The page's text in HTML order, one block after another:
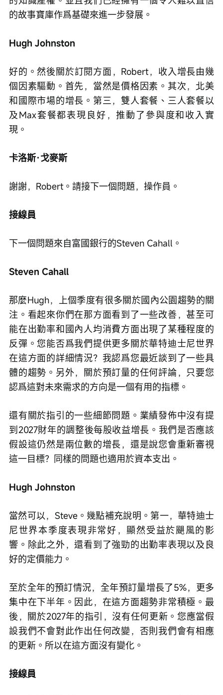
的故事寶庫作爲基礎來進一步發展。
Hugh Johnston
好的。然後關於訂閱方面，Robert，收入增長由幾
個因素驅動。首先，當然是價格因素。其次，北美
和國際市場的增長。第三，雙人套餐、三人套餐以
及Max套餐都表現良好，推動了參與度和收入實
現。
卡洛斯·戈麥斯
謝謝，Robert。請接下一個問題，操作員。
接線員
下一個問題來自富國銀行的Steven Cahall。
Steven Cahall
那麼Hugh，上個季度有很多關於國內公園趨勢的關
注。看起來你們在那方面看到了一些改善，甚至可
能在出勤率和國內人均消費方面出現了某種程度的
反彈。您能否爲我們提供更多關於華特迪士尼世界
在這方面的詳細情況？我認爲您最近談到了一些具
體的趨勢。另外，關於預訂量的任何評論，只要您
認爲這對未來需求的方向是一個有用的指標。
還有關於指引的一些細節問題。業績發佈中沒有提
到2027財年的調整後每股收益增長。我們是否應該
假設這仍然是兩位數的增長，還是說您會重新審視
這一目標？同樣的問題也適用於資本支出。
Hugh Johnston
當然可以，Steve。幾點補充說明。第一，華特迪士
尼世界本季度表現非常好，顯然受益於颶風的影
響。除此之外，還看到了強勁的出勤率表現以及良
好的定價能力。
至於全年的預訂情況，全年預訂量增長了5%，更多
集中在下半年。因此，在這方面趨勢非常積極。最
後，關於2027年的指引，沒有任何更新。您應當假
設我們不會對此作出任何改變，否則我們會有相應
的更新。所以在這方面沒有變化。
接線員